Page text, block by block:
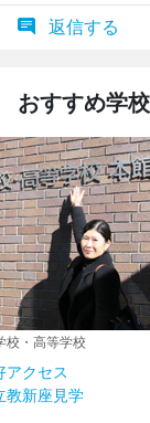
返信する
おすすめ学
校・高等学校
アクセス
教新座見学